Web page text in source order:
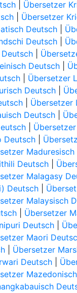
| Übersetzer
| Übersetzer
Deutsch|
Deutsch|
|
Deutsch|
| Übersetzer
Deutsch|
| Übersetzer
Deutsch|
|
Deutsch|
Maduresisch
Deutsch|
Malagasy
Deutsch|
Malaysisch
| Übersetzer
Deutsch|
Maori
| Übersetzer
Deutsch|